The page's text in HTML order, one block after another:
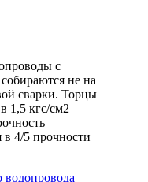
с
не на
сварки. Торцы
1,5 кгс/см2
в 4/5 прочности